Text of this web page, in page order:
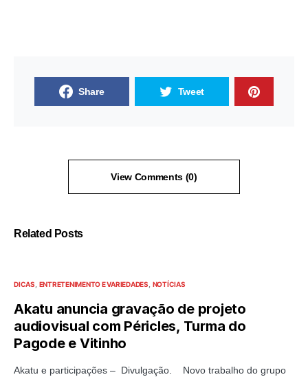
Share Tweet
View Comments (0)
Related Posts
DICAS ENTRETENIMENTO E VARIEDADES NOTÍCIAS
Akatu anuncia gravação de projeto
audiovisual com Péricles, Turma do
Pagode e Vitinho
Akatu e participações – Divulgação. Novo trabalho do grupo